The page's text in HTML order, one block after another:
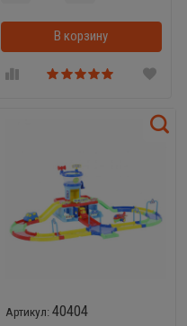
В корзинкеВ корзину
40404